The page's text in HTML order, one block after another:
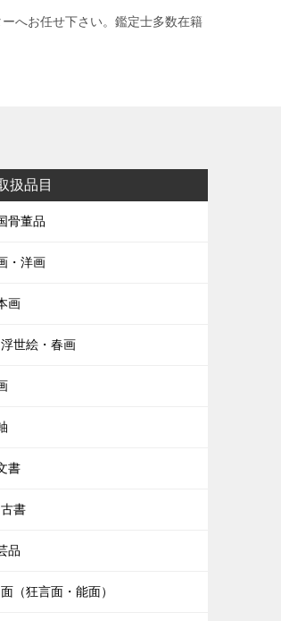
へお任せ下さい。鑑定士多数在籍
扱品目
骨董品
・洋画
画
浮世絵・春画
書
古書
品
面（狂言面・能面）